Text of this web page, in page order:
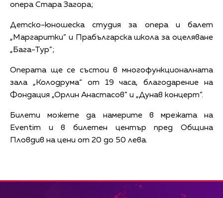
опера Стара Загора;
Детско-юношеска студия за опера и балет
„Маргаритки” и Прабългарска школа за оцеляване
„Бага-Тур”;
Операта ще се състои в многофункционалната
зала „Колодрума“ от 19 часа, благодарение на
Фондация „Орлин Анастасов” и „Дунав концерт”.
Билети можете да намерите в мрежата на
Eventim и в билетен център пред Община
Пловдив на цени от 20 до 50 лева.